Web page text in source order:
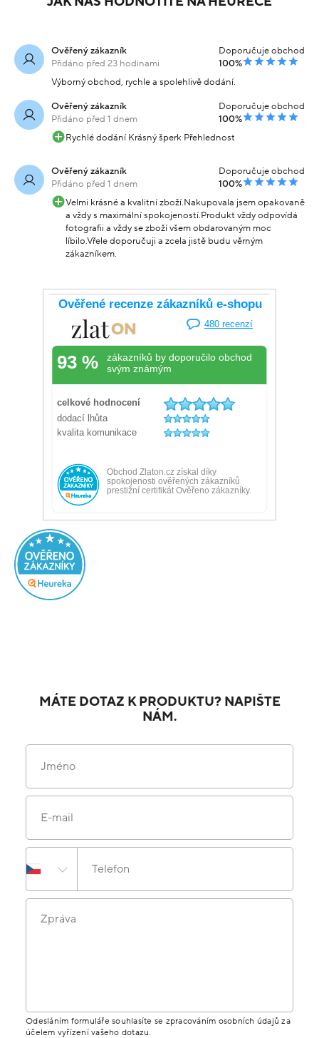
Ověřený zákazník
Přidáno před 23 hodinami
Doporučuje obchod
100%
Výborný obchod, rychle a spolehlivě dodání.
Ověřený zákazník
Přidáno před 1 dnem
Doporučuje obchod
100%
Rychlé dodání Krásný šperk Přehlednost
Ověřený zákazník
Přidáno před 1 dnem
Doporučuje obchod
100%
Velmi krásné a kvalitní zboží.Nakupovala jsem opakovaně
a vždy s maximální spokojeností.Produkt vždy odpovídá
fotografii a vždy se zboží všem obdarovaným moc
líbilo.Vřele doporučuji a zcela jistě budu věrným
zákazníkem.
MÁTE DOTAZ K PRODUKTU? NAPIŠTE
NÁM.
Jméno
E-mail
Telefon
Zpráva
Odesláním formuláře souhlasíte se zpracováním osobních údajů za
účelem vyřízení vašeho dotazu.